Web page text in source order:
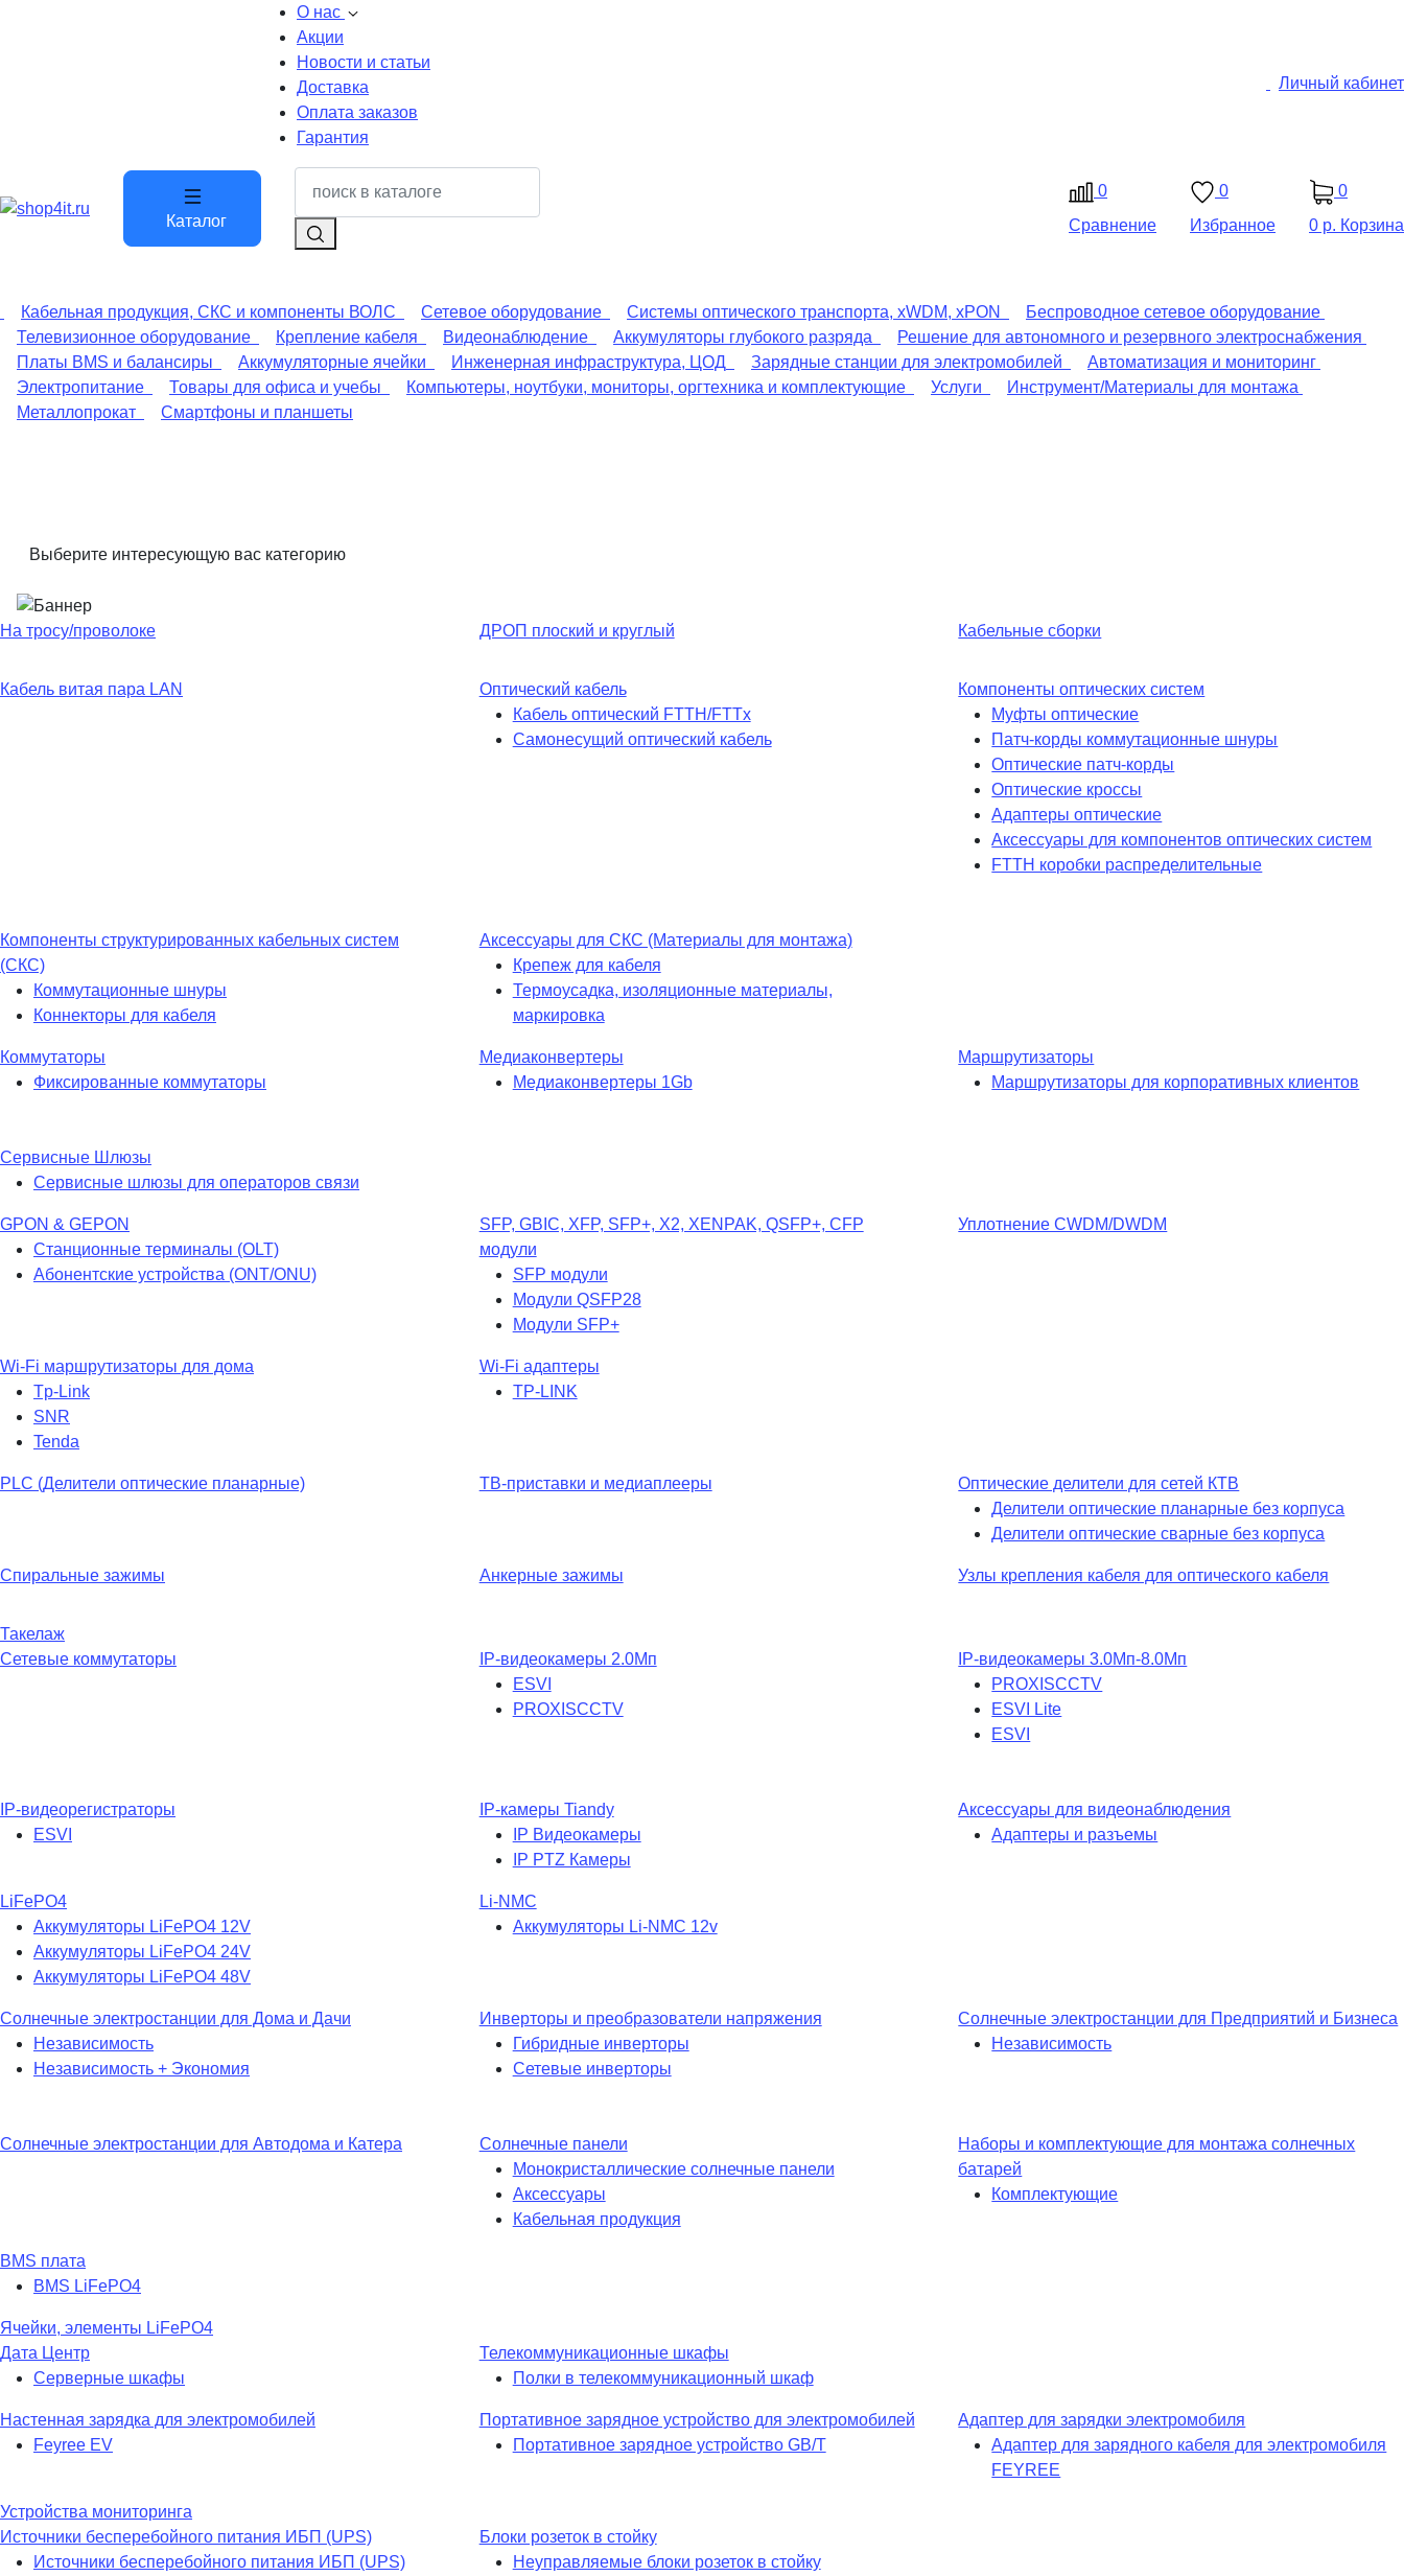
О нас
Акции
Новости и статьи
Доставка
Оплата заказов
Гарантия
Личный кабинет
Каталог
0
Сравнение
0
Избранное
0
0 р. Корзина
Кабельная продукция, СКС и компоненты ВОЛС Сетевое оборудование Системы оптического транспорта, xWDM, xPON
Беспроводное сетевое оборудование
Телевизионное оборудование
Крепление кабеля Видеонаблюдение Аккумуляторы глубокого разряда
Решение для автономного и резервного электроснабжения
Платы BMS и балансиры
Аккумуляторные ячейки Инженерная инфраструктура, ЦОД Зарядные станции для электромобилей
Автоматизация и мониторинг
Электропитание
Товары для офиса и учебы Компьютеры, ноутбуки, мониторы, оргтехника и комплектующие Услуги
Инструмент/Материалы для монтажа
Металлопрокат
Смартфоны и планшеты
Выберите интересующую вас категорию
На тросу/проволоке ДРОП плоский и круглый Кабельные сборки
Кабель витая пара LAN
Оптический кабель
Кабель оптический FTTH/FTTx
Самонесущий оптический кабель
Компоненты оптических систем
Муфты оптические
Патч-корды коммутационные шнуры
Оптические патч-корды
Оптические кроссы
Адаптеры оптические
Аксессуары для компонентов оптических систем
FTTH коробки распределительные
Компоненты структурированных кабельных систем
(СКС)
Коммутационные шнуры
Коннекторы для кабеля
Аксессуары для СКС (Материалы для монтажа)
Крепеж для кабеля
Термоусадка, изоляционные материалы,
маркировка
Коммутаторы
Фиксированные коммутаторы
Медиаконвертеры
Медиаконвертеры 1Gb
Маршрутизаторы
Маршрутизаторы для корпоративных клиентов
Сервисные Шлюзы
Сервисные шлюзы для операторов связи
GPON & GEPON
Станционные терминалы (OLT)
Абонентские устройства (ONT/ONU)
SFP, GBIC, XFP, SFP+, X2, XENPAK, QSFP+, CFP
модули
SFP модули
Модули QSFP28
Модули SFP+
Уплотнение CWDM/DWDM
Wi-Fi маршрутизаторы для дома
Tp-Link
SNR
Tenda
Wi-Fi адаптеры
TP-LINK
PLC (Делители оптические планарные) ТВ-приставки и медиаплееры
Оптические делители для сетей КТВ
Делители оптические планарные без корпуса
Делители оптические сварные без корпуса
Спиральные зажимы Анкерные зажимы Узлы крепления кабеля для оптического кабеля
Такелаж
Сетевые коммутаторы
IP-видеокамеры 2.0Мп
ESVI
PROXISCCTV
IP-видеокамеры 3.0Мп-8.0Мп
PROXISCCTV
ESVI Lite
ESVI
IP-видеорегистраторы
ESVI
IP-камеры Tiandy
IP Видеокамеры
IP PTZ Камеры
Аксессуары для видеонаблюдения
Адаптеры и разъемы
LiFePO4
Аккумуляторы LiFePO4 12V
Аккумуляторы LiFePO4 24V
Аккумуляторы LiFePO4 48V
Li-NMC
Аккумуляторы Li-NMC 12v
Солнечные электростанции для Дома и Дачи
Независимость
Независимость + Экономия
Инверторы и преобразователи напряжения
Гибридные инверторы
Сетевые инверторы
Солнечные электростанции для Предприятий и Бизнеса
Независимость
Солнечные электростанции для Автодома и Катера
Солнечные панели
Монокристаллические солнечные панели
Аксессуары
Кабельная продукция
Наборы и комплектующие для монтажа солнечных
батарей
Комплектующие
BMS плата
BMS LiFePO4
Ячейки, элементы LiFePO4
Дата Центр
Серверные шкафы
Телекоммуникационные шкафы
Полки в телекоммуникационный шкаф
Настенная зарядка для электромобилей
Feyree EV
Портативное зарядное устройство для электромобилей
Портативное зарядное устройство GB/T
Адаптер для зарядки электромобиля
Адаптер для зарядного кабеля для электромобиля
FEYREE
Устройства мониторинга
Источники бесперебойного питания ИБП (UPS)
Источники бесперебойного питания ИБП (UPS)
Блоки розеток в стойку
Неуправляемые блоки розеток в стойку